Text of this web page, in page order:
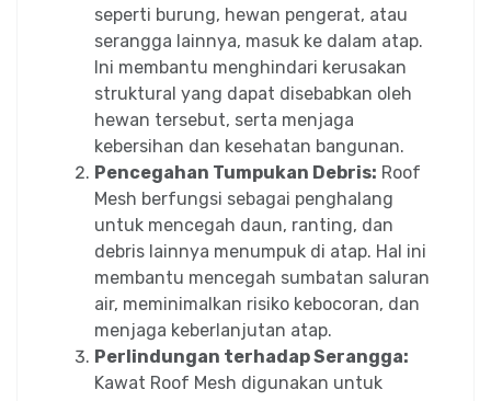
seperti burung, hewan pengerat, atau
serangga lainnya, masuk ke dalam atap.
Ini membantu menghindari kerusakan
struktural yang dapat disebabkan oleh
hewan tersebut, serta menjaga
kebersihan dan kesehatan bangunan.
Pencegahan Tumpukan Debris: Roof
Mesh berfungsi sebagai penghalang
untuk mencegah daun, ranting, dan
debris lainnya menumpuk di atap. Hal ini
membantu mencegah sumbatan saluran
air, meminimalkan risiko kebocoran, dan
menjaga keberlanjutan atap.
Perlindungan terhadap Serangga:
Kawat Roof Mesh digunakan untuk